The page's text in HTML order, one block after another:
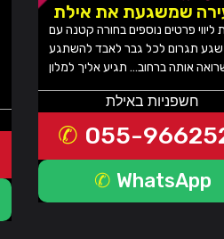
שמשגעת את אילת
ליווי פרטים נוספים בחורה קטנה עם
תגרום לכל גבר לאבד להשתגע
חשפניות באילת
055-
WhatsApp